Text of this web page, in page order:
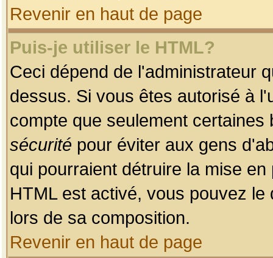
Revenir en haut de page
Puis-je utiliser le HTML?
Ceci dépend de l'administrateur
dessus. Si vous êtes autorisé à
compte que seulement
sécurité pour éviter aux gens
qui pourraient détruire la mise
HTML est activé, vous pouvez
lors de sa composition.
Revenir en haut de page